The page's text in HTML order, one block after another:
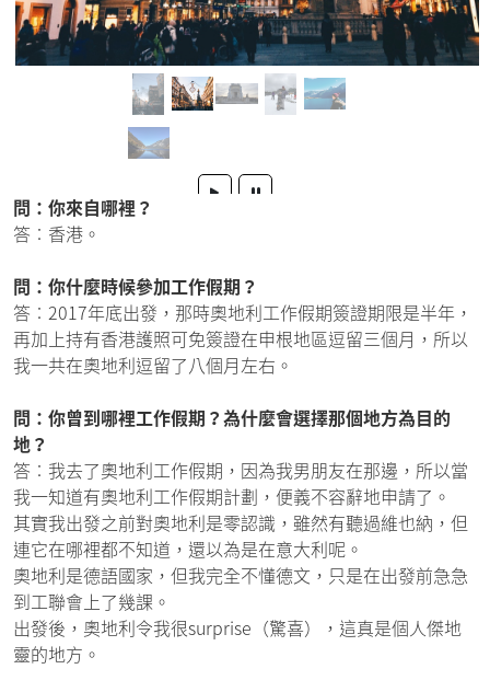
問：你來自哪裡？
答︰香港。
問：你什麼時候參加工作假期？
答︰2017年底出發，那時奧地利工作假期簽證期限是半年，
再加上持有香港護照可免簽證在申根地區逗留三個月，所以
我一共在奧地利逗留了八個月左右。
問：你曾到哪裡工作假期？為什麼會選擇那個地方為目的
地？
答︰我去了奧地利工作假期，因為我男朋友在那邊，所以當
我一知道有奧地利工作假期計劃，便義不容辭地申請了。
其實我出發之前對奧地利是零認識，雖然有聽過維也納，但
連它在哪裡都不知道，還以為是在意大利呢。
奧地利是德語國家，但我完全不懂德文，只是在出發前急急
到工聯會上了幾課。
出發後，奧地利令我很surprise（驚喜），這真是個人傑地
靈的地方。